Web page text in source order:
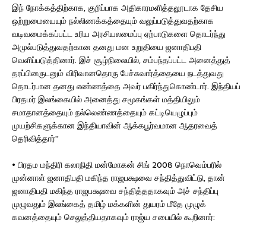
இந் நோக்கத்திற்காக, குறிப்பாக அதிகாரமளித்தலூடாக தேசிய
ஒற்றுமையையும் நல்லிணக்கத்தையும் வலுப்படுத்துவதற்காக
வடிவமைக்கப்பட்ட உரிய அரசியலமைப்பு ஏற்பாடுகளை தொடர்ந்து
அமுல்படுத்துவதற்கான தனது மன உறுதியை ஜனாதிபதி
வெளிப்படுத்தினார். இச் சூழ்நிலையில், சம்பந்தப்பட்ட அனைத்துத்
தரப்பினருடனும் விரிவானதொரு பேச்சுவார்த்தையை நடத்துவது
தொடர்பான தனது எண்ணத்தை அவர் பகிர்ந்துகொண்டார். இந்தியப்
பிரதமர் இலங்கையில் அனைத்து சமூகங்கள் மத்தியிலும்
சமாதானத்தையும் நல்லெண்ணத்தையும் கட்டியெழுப்பும்
முயற்சிகளுக்கான இந்தியாவின் ஆக்கபூர்வமான ஆதரவைத்
தெரிவித்தார்”
• பிரதம மந்திரி கலாநிதி மன்மோகன் சிங் 2008 நொவெம்பரில்
முன்னாள் ஜனாதிபதி மகிந்த ராஜபக்ஷவை சந்தித்துவிட்டு, தான்
ஜனாதிபதி மகிந்த ராஜபக்ஷவை சந்தித்ததாகவும் அச் சந்திப்பு
முழுவதும் இலங்கைத் தமிழ் மக்களின் துயரம் மீதே முழுக்
கவனத்தையும் செலுத்தியதாகவும் ராஜ்ய சபையில் கூறினார்: